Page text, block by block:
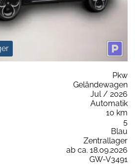
Pkw
Geländewagen
Jul / 2026
Automatik
10 km
5
Blau
Zentrallager
ab ca. 18.09.2026
GW-V3491